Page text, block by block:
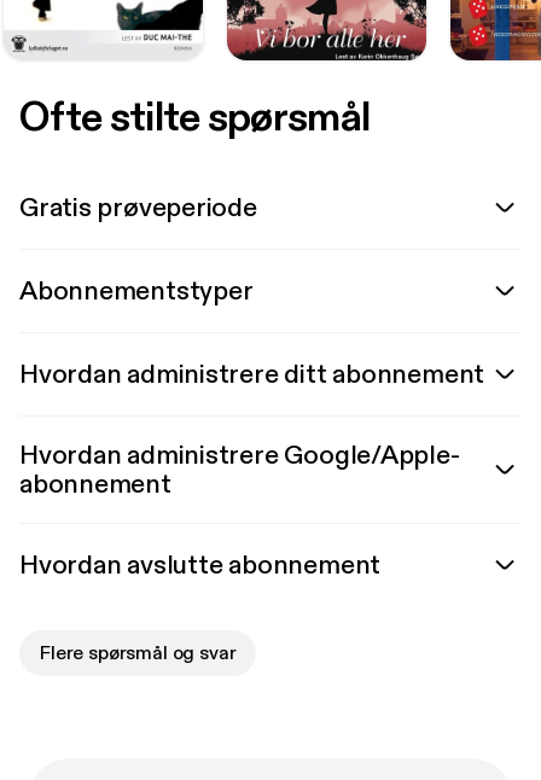
Ofte stilte spørsmål
Gratis prøveperiode
Abonnementstyper
Hvordan administrere ditt abonnement
Hvordan administrere Google/Apple-
abonnement
Hvordan avslutte abonnement
Flere spørsmål og svar